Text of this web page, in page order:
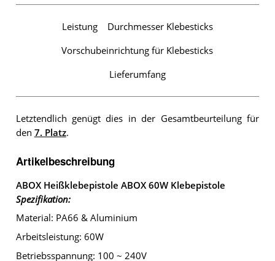
Leistung Durchmesser Klebesticks
Vorschubeinrichtung für Klebesticks
Lieferumfang
Letztendlich genügt dies in der Gesamtbeurteilung für
den 7. Platz.
Artikelbeschreibung
ABOX Heißklebepistole ABOX 60W Klebepistole
Spezifikation:
Material: PA66 & Aluminium
Arbeitsleistung: 60W
Betriebsspannung: 100 ~ 240V